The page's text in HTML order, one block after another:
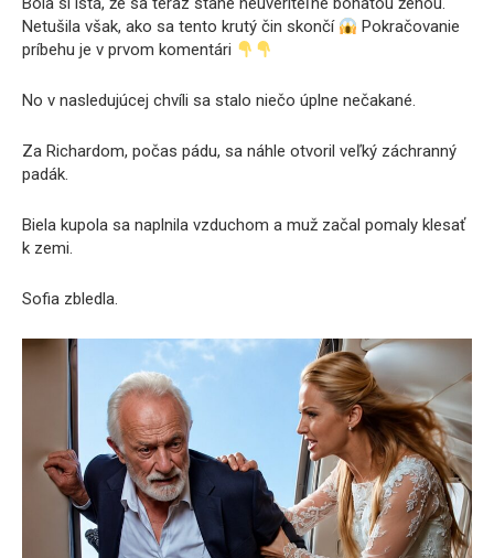
Netušila však, ako sa tento krutý čin skončí
Pokračovanie
príbehu je v prvom komentári
No v nasledujúcej chvíli sa stalo niečo úplne nečakané.
Za Richardom, počas pádu, sa náhle otvoril veľký záchranný
padák.
Biela kupola sa naplnila vzduchom a muž začal pomaly klesať
k zemi.
Sofia zbledla.